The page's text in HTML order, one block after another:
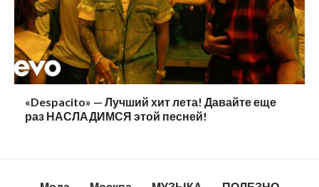
«Despacito» — Лучший хит лета! Давайте еще
раз НАСЛАДИМСЯ этой песней!